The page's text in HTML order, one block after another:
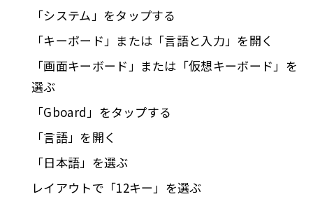
「システム」をタップする
「キーボード」または「言語と入力」を開く
「画面キーボード」または「仮想キーボード」を
選ぶ
「Gboard」をタップする
「言語」を開く
「日本語」を選ぶ
レイアウトで「12キー」を選ぶ